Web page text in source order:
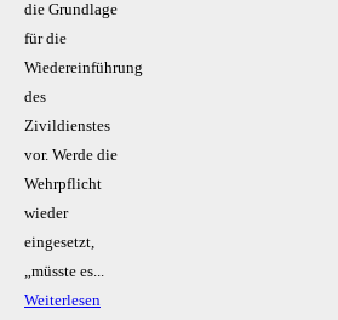
die Grundlage
für die
Wiedereinführung
des
Zivildienstes
vor. Werde die
Wehrpflicht
wieder
eingesetzt,
„müsste es...
Weiterlesen